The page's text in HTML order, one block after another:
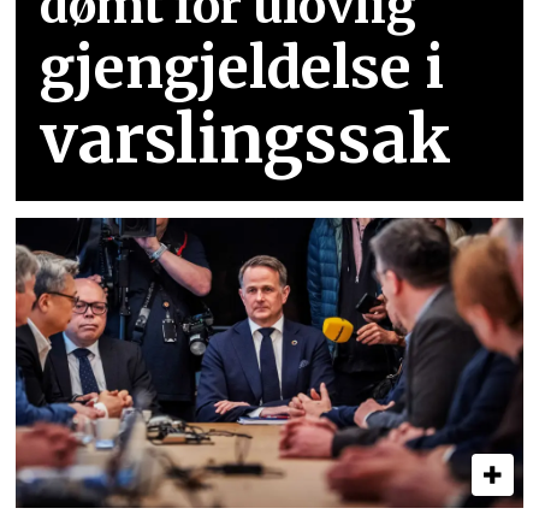
gjengjeldelse i
varslingssak